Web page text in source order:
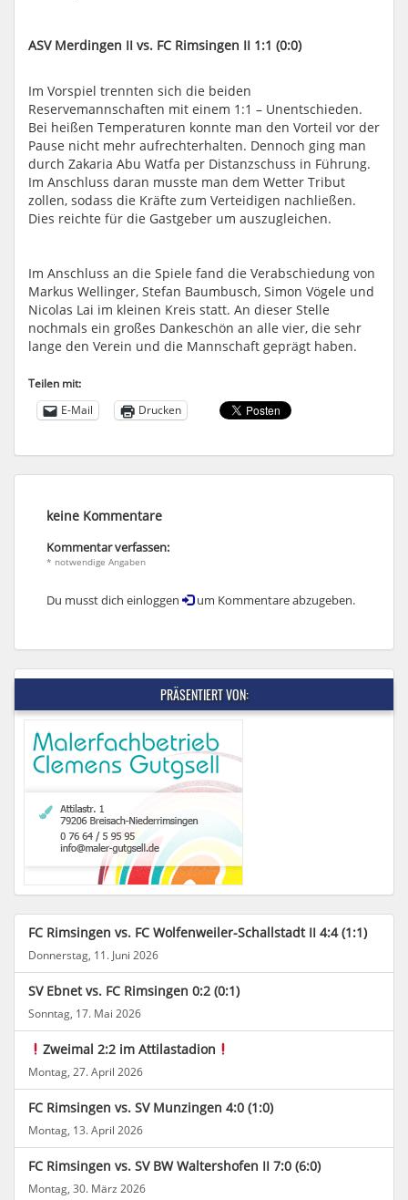
ASV Merdingen II vs. FC Rimsingen II 1:1 (0:0)
Im Vorspiel trennten sich die beiden
Reservemannschaften mit einem 1:1 – Unentschieden.
Bei heißen Temperaturen konnte man den Vorteil vor der
Pause nicht mehr aufrechterhalten. Dennoch ging man
durch Zakaria Abu Watfa per Distanzschuss in Führung.
Im Anschluss daran musste man dem Wetter Tribut
zollen, sodass die Kräfte zum Verteidigen nachließen.
Dies reichte für die Gastgeber um auszugleichen.
Im Anschluss an die Spiele fand die Verabschiedung von
Markus Wellinger, Stefan Baumbusch, Simon Vögele und
Nicolas Lai im kleinen Kreis statt. An dieser Stelle
nochmals ein großes Dankeschön an alle vier, die sehr
lange den Verein und die Mannschaft geprägt haben.
Teilen mit:
E-Mail
Drucken
keine Kommentare
Kommentar verfassen:
* notwendige Angaben
Du musst dich einloggen um Kommentare abzugeben.
PRÄSENTIERT VON:
FC Rimsingen vs. FC Wolfenweiler-Schallstadt II 4:4 (1:1)
Donnerstag, 11. Juni 2026
SV Ebnet vs. FC Rimsingen 0:2 (0:1)
Sonntag, 17. Mai 2026
Zweimal 2:2 im Attilastadion
Montag, 27. April 2026
FC Rimsingen vs. SV Munzingen 4:0 (1:0)
Montag, 13. April 2026
FC Rimsingen vs. SV BW Waltershofen II 7:0 (6:0)
Montag, 30. März 2026